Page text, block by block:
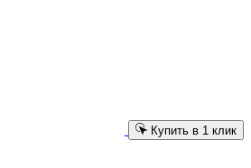
Купить в 1 клик